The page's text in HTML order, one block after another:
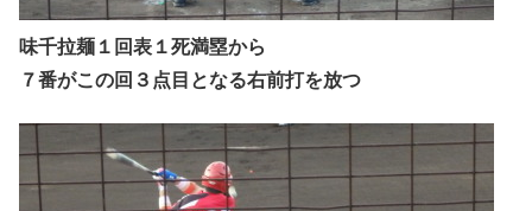
味千拉麺１回表１死満塁から
７番がこの回３点目となる右前打を放つ